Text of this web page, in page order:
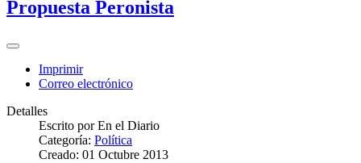
Propuesta Peronista
Imprimir
Correo electrónico
Detalles
Escrito porEn el Diario
Categoría: Política
Creado: 01 Octubre 2013